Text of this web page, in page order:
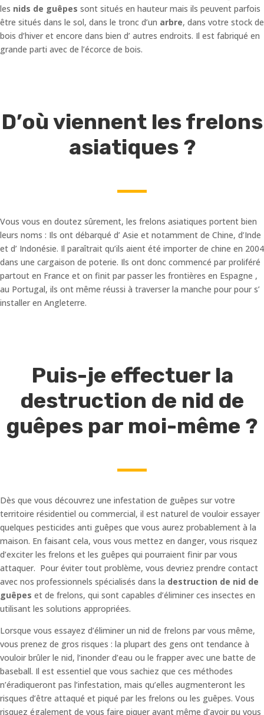
les nids de guêpes sont situés en hauteur mais ils peuvent parfois
être situés dans le sol, dans le tronc d’un arbre, dans votre stock de
bois d’hiver et encore dans bien d’ autres endroits. Il est fabriqué en
grande parti avec de l’écorce de bois.
D’où viennent les frelons
asiatiques ?
Vous vous en doutez sûrement, les frelons asiatiques portent bien
leurs noms : Ils ont débarqué d’ Asie et notamment de Chine, d’Inde
et d’ Indonésie. Il paraîtrait qu’ils aient été importer de chine en 2004
dans une cargaison de poterie. Ils ont donc commencé par proliféré
partout en France et on finit par passer les frontières en Espagne ,
au Portugal, ils ont même réussi à traverser la manche pour pour s’
installer en Angleterre.
Puis-je effectuer la
destruction de nid de
guêpes par moi-même ?
Dès que vous découvrez une infestation de guêpes sur votre
territoire résidentiel ou commercial, il est naturel de vouloir essayer
quelques pesticides anti guêpes que vous aurez probablement à la
maison. En faisant cela, vous vous mettez en danger, vous risquez
d’exciter les frelons et les guêpes qui pourraient finir par vous
attaquer. Pour éviter tout problème, vous devriez prendre contact
avec nos professionnels spécialisés dans la destruction de nid de
guêpes et de frelons, qui sont capables d’éliminer ces insectes en
utilisant les solutions appropriées.
Lorsque vous essayez d’éliminer un nid de frelons par vous même,
vous prenez de gros risques : la plupart des gens ont tendance à
vouloir brûler le nid, l’inonder d’eau ou le frapper avec une batte de
baseball. Il est essentiel que vous sachiez que ces méthodes
n’éradiqueront pas l’infestation, mais qu’elles augmenteront les
risques d’être attaqué et piqué par les frelons ou les guêpes. Vous
risquez également de vous faire piquer avant même d’avoir pu vous